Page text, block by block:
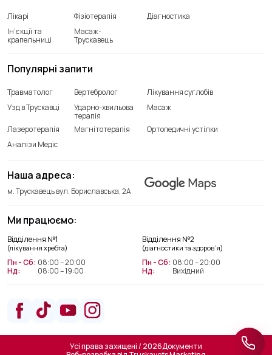
Лікарі Фізіотерапія
Діагностика
Ін’єкції та
крапельниці
Масаж-
Трускавець
Ми працюємо:
Відділення №1
(лікування хребта)
Пн - Сб: 08:00 – 20:00
Нд:
08:00 – 19:00
Відділення №2
(діагностики та здоров’я)
Пн - Сб: 08:00 – 20:00
Нд:
Вихідний
Наша адреса:
м. Трускавець вул. Бориславська, 2А
Популярні запити
Травматолог Вертебролог
Лікування суглобів
Узд в Трускавці
Ударно-хвильова
терапія
Масаж
Лазеротерапія Магнітотерапія
Ортопедичні устілки
Аналізи Медіс
Усі права захищені / 2026Документи
+38(066) 209 52 46
Відділення діагностики та
здоров’я